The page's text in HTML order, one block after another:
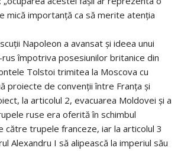
mică importanță ca să merite atenția
Napoleon a avansat și ideea unui
împotriva posesiunilor britanice din
Tolstoi trimitea la Moscova cu
proiecte de convenții între Franța și
la articolul 2, evacuarea Moldovei și a
ruse era oferită în schimbul
către trupele franceze, iar la articolul 3
Alexandru I să alipească la imperiul său